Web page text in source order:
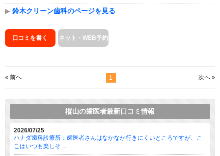
▶ 鈴木クリーン歯科のページを見る
口コミを書く ネット・WEB予約
« 前へ 1 次へ »
樅山の歯医者最新口コミ情報
2026/07/25
ハナダ歯科診療所：歯医者さんはなかなか行きにくいところですが、こ
こはいつも楽しそ ...